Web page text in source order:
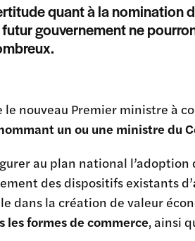
quant à la nomination
gouvernement ne
le nouveau Premier ministre à
un ou une ministre du
au plan national l’adoption
des dispositifs existants d’
dans la création de valeur
formes de commerce, ainsi